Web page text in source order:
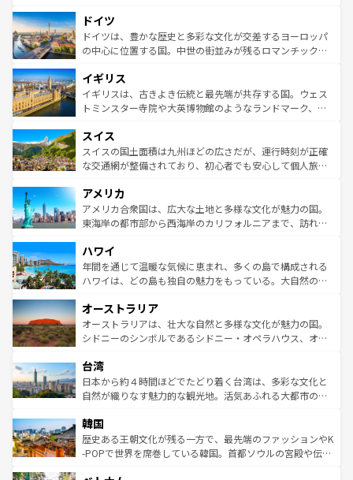
せる。地方によって風土や気候が異なるスペインはその個
性で訪れる人を魅了する。 なお、新着のスペイン情報は コ
ンテンツ一覧を参照してほしい。
で、幅広い魅力が詰まっている。華麗な宮殿、歴史的な大
聖堂、美しいビーチ、そして豊かな自然が、訪れる者を心
から魅了する。また、フランスは美食の国としても知ら
いる。シャンパンの発祥地であるランス、プロヴァンスの
香り高いラベンダー畑など、多彩な楽しみ方が可能だ。さ
らに、パリ以外の地域にも魅力が溢れており、どの街角に
れる地方に足を運ぶとそれぞれで全く異なる文化を体験で
きるだろう。 なお、新着のフランス情報はコンテンツ一覧
を参照してほしい。
ドイツ
ドイツは、豊かな歴史と多彩な文化が交差するヨーロッパ
の中心に位置する国。中世の街並みが残るロマンチック街
顔を持つこの国は、どこを歩いても飽きることがない。ベ
ルリンの文化的活気、バイエルン州のアルプスの絶景、そ
してライン川沿いのワイン畑といった風景は必見。ビール
は、お酒好きな人にはぜひ体験してほしい。 なお、新着の
ドイツ情報はコンテンツ一覧を参照してほしい。
イギリス
イギリスは、古きよき伝統と最先端が共存する国。ウェス
トミンスター寺院や大英博物館のようなランドマーク、歴
リアごとに異なる魅力がある。また、優雅なアフタヌーン
ティー、ビール好きにはたまらない英国パブ、サッカー観
戦など、本場だからこそできる体験も豊富。イギリスを旅
ンツ一覧を参照してほしい。
スイス
スイスの国土面積は九州ほどの広さだが、運行時刻が正確
な交通網が整備されており、初心者でも安心して個人旅行
の建物がそのまま残る町や、スイスならではのユニークな
博物館もあり、アルプス観光だけでなく町歩きも満喫する
ことができる。国民の所得が高いため物価も高いが、旅行
ば市内交通費無料で観光を楽しむこともできる。 なお、新
着のスイス情報はコンテンツ一覧 を参照してほしい。
アメリカ
アメリカ合衆国は、広大な土地と多様な文化が魅力の国。
東海岸の都市部から西海岸のカリフォルニアまで、訪れる
のような巨大都市は、観光、ショッピング、エンターテイ
ンメントが詰まった刺激的なスポットだ。一方、アメリカ
西部には大自然が広がり、グランドキャニオンやイエロー
部のニューオーリンズでは、音楽と美食が融合した独特の
文化が魅力。旅行者はアメリカの各地域で異なる魅力を楽
しみながら、その多様性と豊かな歴史を感じることができ
ならではの贅沢な旅のスタイルだ。 なお、新着のアメリカ
情報はコンテンツ一覧を参照してほしい。
ハワイ
年間を通じて温暖な気候に恵まれ、多くの島で構成される
ハワイは、どの島も独自の魅力をもっている。大自然の神
ワイ島は見逃せない。また、定番の観光地といえばオアフ
島だが、静かな自然を求めるならマウイ島やカウアイ島が
おすすめ。エメラルドグリーンに輝く海をはじめ、豊かな
れるおもてなしの心で訪れる人々を迎えてくれるハワイの
人々、おいしいローカルフードやハワイアンミュージッ
ク、伝統的なフラダンスなど、すべてがハワイの魅力を彩
ワイを、存分に味わってほしい。 なお、新着のハワイ情報
はコンテンツ一覧を参照してほしい。
オーストラリア
オーストラリアは、壮大な自然と多様な文化が魅力の国。
シドニーのシンボルであるシドニー・オペラハウス、オー
リアリーフや大陸中央部にそびえるウルル（エアーズロッ
ク）、タスマニアの美しい原生林やケアンズの熱帯雨林な
ど、見どころがたくさん。また、カフェやワイン、オージ
いる。アクティビティも充実しており、サーフィンやダイ
ビング、ハイキングなど、アウトドア好きにはたまらな
い。オーストラリアの多彩な魅力を存分に味わいつくそ
台湾
日本から約４時間ほどでたどり着く台湾は、多彩な文化と
自然が織りなす魅力的な観光地。活気あふれる大都市の台
ン）、静ひつな山岳地帯である台湾東部など、都市の喧騒
と山間の静けさが共存しており、訪れる人に新しい発見と
驚きをもたらしてくれる。また、奥深い台湾の食文化も魅
韓国
歴史ある王朝文化が残る一方で、最先端のファッションやK
-POPで世界を席巻している韓国。首都ソウルの宮殿や伝統